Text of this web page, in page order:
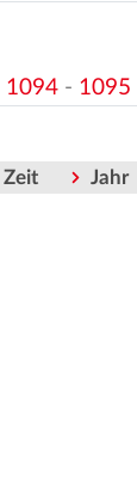
1094 - 1095
Zeit Jahr